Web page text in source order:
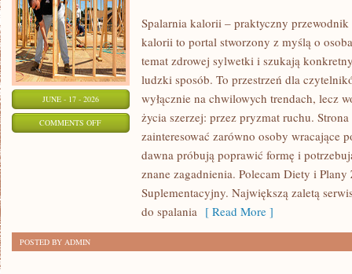
JUNE - 17 - 2026
COMMENTS OFFON
Spalarnia kalorii – praktyczny
kalorii to portal stworzony z myślą o
temat zdrowej sylwetki i szukają
ludzki sposób. To przestrzeń dla
wyłącznie na chwilowych trendach, lecz
życia szerzej: przez pryzmat ruchu.
zainteresować zarówno osoby wracające
dawna próbują poprawić formę i
znane zagadnienia. Polecam Diety i
Suplementacyjny. Największą zaletą
do spalania [ Read More ]
POSTED BY ADMIN